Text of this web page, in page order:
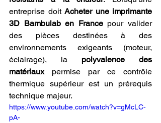
entreprise doit Acheter une imprimante
3D Bambulab en France pour valider
des pièces destinées à des
environnements exigeants (moteur,
éclairage), la polyvalence des
matériaux permise par ce contrôle
thermique supérieur est un prérequis
technique majeur.
https://www.youtube.com/watch?v=gMcLC-
pA-